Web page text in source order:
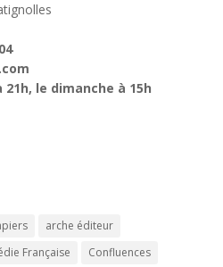
le dimanche à 15h
arche éditeur
Française
Confluences